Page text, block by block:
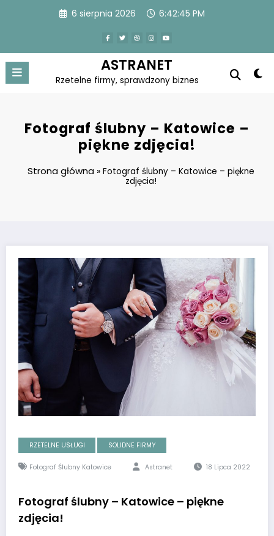
6 sierpnia 2026 6:42:46 PM
ASTRANET
Rzetelne firmy, sprawdzony biznes
Fotograf ślubny – Katowice –
piękne zdjęcia!
Strona główna »Fotograf ślubny – Katowice – piękne
zdjęcia!
RZETELNE USŁUGI SOLIDNE FIRMY
Fotograf Ślubny Katowice Astranet 18 Lipca 2022
Fotograf ślubny – Katowice – piękne
zdjęcia!